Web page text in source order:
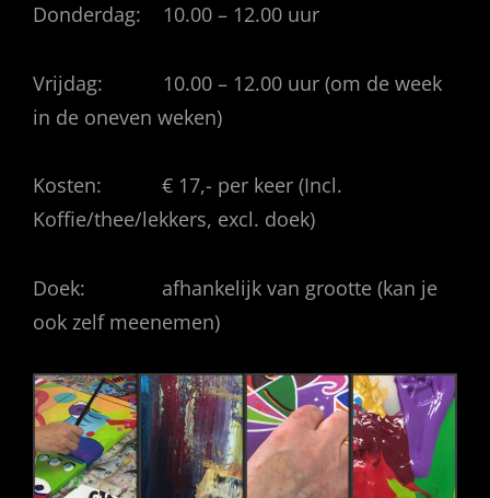
Donderdag: 10.00 – 12.00 uur
Vrijdag: 10.00 – 12.00 uur (om de week
in de oneven weken)
Kosten: € 17,- per keer (Incl.
Koffie/thee/lekkers, excl. doek)
Doek: afhankelijk van grootte (kan je
ook zelf meenemen)